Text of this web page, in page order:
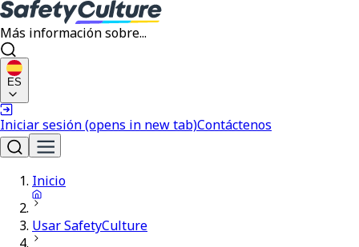
Más información sobre...
ES
Iniciar sesión(opens in new tab)Contáctenos
Inicio
Usar SafetyCulture